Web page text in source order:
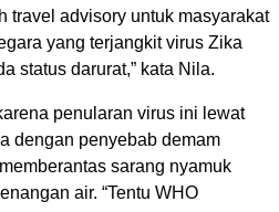
travel advisory untuk masyarakat
yang terjangkit virus Zika
status darurat,” kata Nila.
penularan virus ini lewat
dengan penyebab demam
sarang nyamuk
air. “Tentu WHO